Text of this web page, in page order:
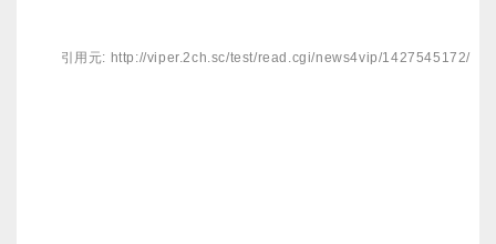
引用元: http://viper.2ch.sc/test/read.cgi/news4vip/1427545172/